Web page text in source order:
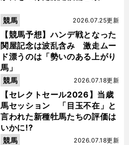
【競馬予想】ハンデ戦となった
関屋記念は波乱含み 激走ムー
ド漂うのは「勢いのある上がり
馬」
2026.07.25更新
競馬
【セレクトセール2026】当歳
馬セッション 「目玉不在」と
言われた新種牡馬たちの評価は
いかに!?
2026.07.18更新
競馬
2026.07.18更新
競馬